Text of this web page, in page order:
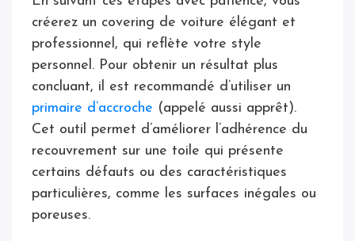
créerez un covering de voiture élégant et
professionnel, qui reflète votre style
personnel. Pour obtenir un résultat plus
concluant, il est recommandé d’utiliser un
primaire d’accroche (appelé aussi apprêt).
Cet outil permet d’améliorer l’adhérence du
recouvrement sur une toile qui présente
certains défauts ou des caractéristiques
particulières, comme les surfaces inégales ou
poreuses.